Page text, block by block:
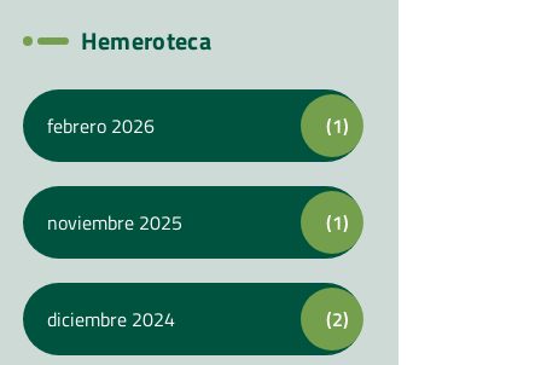
Hemeroteca
febrero 2026 (1)
noviembre 2025 (1)
diciembre 2024 (2)